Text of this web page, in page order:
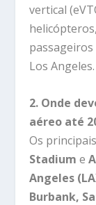
vertical
Los Angeles.
2. Onde
aéreo até
Os
Stadium e
Angeles
Burbank,